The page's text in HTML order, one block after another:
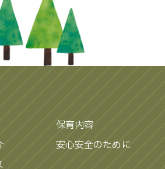
保育内容
安心安全のために